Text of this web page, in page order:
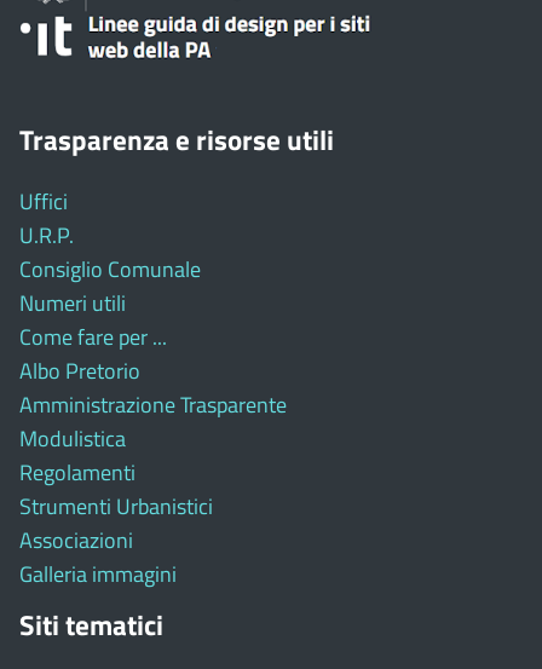
Trasparenza e risorse utili
Uffici
U.R.P.
Consiglio Comunale
Numeri utili
Come fare per ...
Albo Pretorio
Amministrazione Trasparente
Modulistica
Regolamenti
Strumenti Urbanistici
Associazioni
Galleria immagini
Siti tematici